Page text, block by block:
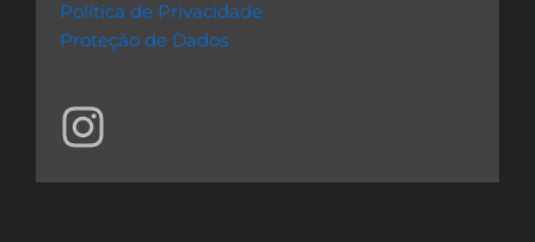
Política de Privacidade
Proteção de Dados
I
n
s